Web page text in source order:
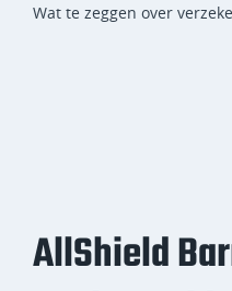
Wat te zeggen over
AllShield